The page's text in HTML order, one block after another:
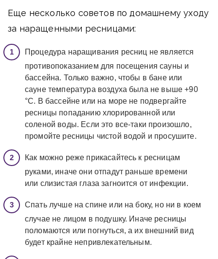
Еще несколько советов по домашнему уходу
за наращенными ресницами:
Процедура наращивания ресниц не является
противопоказанием для посещения сауны и
бассейна. Только важно, чтобы в бане или
сауне температура воздуха была не выше +90
°С. В бассейне или на море не подвергайте
ресницы попаданию хлорированной или
соленой воды. Если это все-таки произошло,
промойте ресницы чистой водой и просушите.
Как можно реже прикасайтесь к ресницам
руками, иначе они отпадут раньше времени
или слизистая глаза загноится от инфекции.
Спать лучше на спине или на боку, но ни в коем
случае не лицом в подушку. Иначе ресницы
поломаются или погнуться, а их внешний вид
будет крайне непривлекательным.